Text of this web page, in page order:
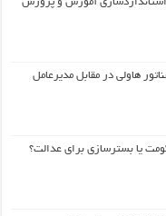
هاولی در مقابل مدیرعامل
یا بسترسازی برای عدالت؟